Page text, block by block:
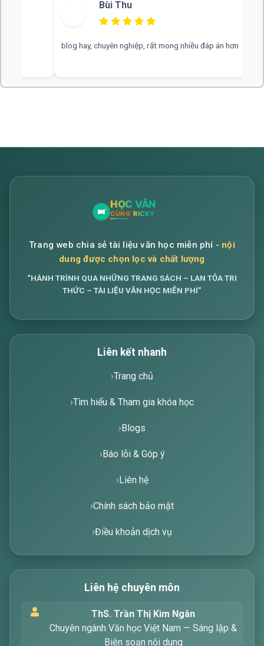
Nhận xét từ người dùng
tìm kiếm các bài viết về văn học. Hãy nhập từ
khóa mà bạn quan tâm, tôi sẽ giúp bạn ngay
Trang web chia sẻ tài liệu văn học miễn phí -nội
dung được chọn lọc và chất lượng
THỨC – TÀI LIỆU VĂN HỌC MIỄN PHÍ”
Liên kết nhanh
Trang chủ
Tìm hiểu & Tham gia khóa học
Blogs
Báo lỗi & Góp ý
Liên hệ
Chính sách bảo mật
Liên hệ chuyên môn